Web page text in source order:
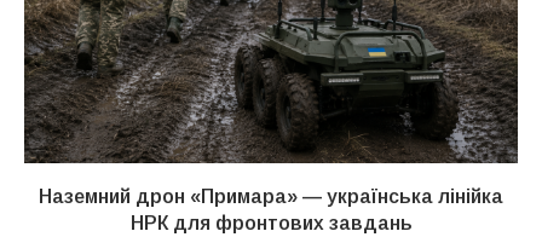
Наземний дрон «Примара» — українська лінійка
НРК для фронтових завдань